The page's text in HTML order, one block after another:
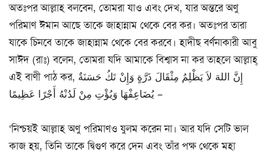
অতঃপর আল্লাহ বলবেন, তোমরা যাও এবং দেখ, যার অন্তরে অণু
পরিমাণ ঈমান আছে তাকে জাহান্নাম থেকে বের কর। অতঃপর তারা
যাকে চিনবে তাকে জাহান্নাম থেকে বের করবে। হাদীছ বর্ণনাকারী আবু
সাঈদ (রাঃ) বলেন, তোমরা যদি আমাকে বিশ্বাস না কর তাহলে আল্লাহ্
এই বাণী পাঠ কর, إِنَّ اللهَ لاَ يَظْلِمُ مِثْقَالَ ذَرَّةٍ وَإِنْ تَكُ حَسَنَةٌ
يُضَاعِفْهَا وَيُؤْتِ مِنْ لَدُنْهُ أَجْرًا عَظِيمًا –
‘নিশ্চয়ই আল্লাহ অণু পরিমাণও যুলম করেন না। আর যদি সেটি ভাল
কাজ হয়, তিনি তাকে দ্বিগুণ করে দেন এবং তাঁর পক্ষ থেকে মহা